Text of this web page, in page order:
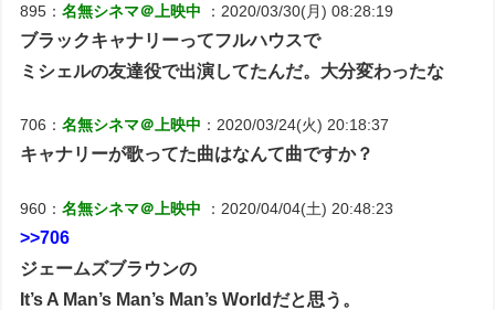
895：名無シネマ＠上映中 ：2020/03/30(月) 08:28:19
ブラックキャナリーってフルハウスで
ミシェルの友達役で出演してたんだ。大分変わったな
706：名無シネマ＠上映中 ：2020/03/24(火) 20:18:37
キャナリーが歌ってた曲はなんて曲ですか？
960：名無シネマ＠上映中 ：2020/04/04(土) 20:48:23
>>706
ジェームズブラウンの
It’s A Man’s Man’s Man’s Worldだと思う。